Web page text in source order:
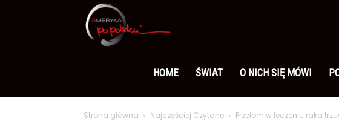
po
polsku
HOME ŚWIAT O NICH SIĘ MÓWI
Strona główna Najczęściej Czytane Przełom w leczeniu raka